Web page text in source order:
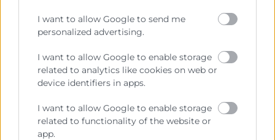
I want to allow Google to send me
personalized advertising.
I want to allow Google to enable storage
related to analytics like cookies on web or
device identifiers in apps.
I want to allow Google to enable storage
related to functionality of the website or
app.
963 190 020
formacion@mediterraneoculinary.com